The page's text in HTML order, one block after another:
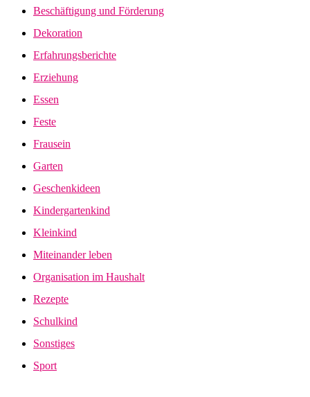
Beschäftigung und Förderung
Dekoration
Erfahrungsberichte
Erziehung
Essen
Feste
Frausein
Garten
Geschenkideen
Kindergartenkind
Kleinkind
Miteinander leben
Organisation im Haushalt
Rezepte
Schulkind
Sonstiges
Sport